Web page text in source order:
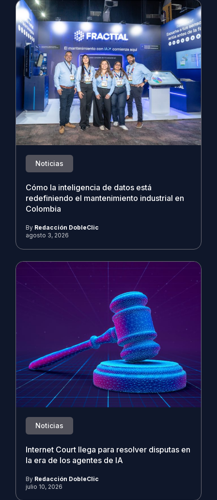
Noticias
Cómo la inteligencia de datos está
redefiniendo el mantenimiento industrial en
Colombia
By Redacción DobleClic
agosto 3, 2026
Noticias
Internet Court llega para resolver disputas en
la era de los agentes de IA
By Redacción DobleClic
julio 10, 2026